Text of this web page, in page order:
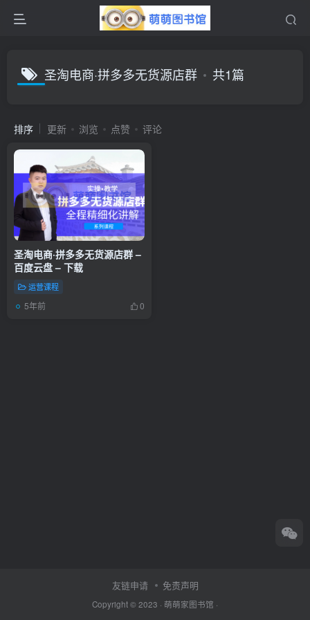
圣淘电商·拼多多无货源店群 共1篇
排序 更新 浏览 点赞 评论
圣淘电商·拼多多无货源店群 –
百度云盘 – 下载
运营课程
5年前 0
友链申请 免责声明
Copyright © 2023 · 萌萌家图书馆 ·